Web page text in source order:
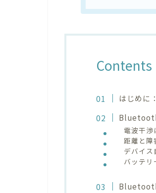
Contents
はじめに
電波干渉
距離と障
デバイス
バッテリ